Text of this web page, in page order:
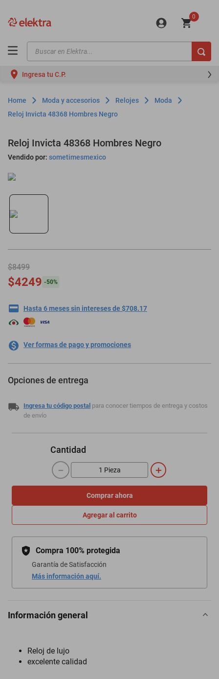
0
Buscar en Elektra...
Ingresa tu C.P.
Moda y accesorios Relojes
Moda
Reloj Invicta 48368 Hombres Negro
Reloj Invicta 48368 Hombres Negro
Vendido por: sometimesmexico
$8499
$4249 -50%
Hasta 6 meses sin intereses de $708.17
Ver formas de pago y promociones
Opciones de entrega
Ingresa tu código postal para conocer tiempos de entrega y costos
de envío
Cantidad
＋
－
Comprar ahora
Agregar al carrito
Compra 100% protegida
Garantía de Satisfacción
Más información aquí.
Información general
Reloj de lujo
excelente calidad
motos
moto
celulares
refrigeradores
salas
motoneta